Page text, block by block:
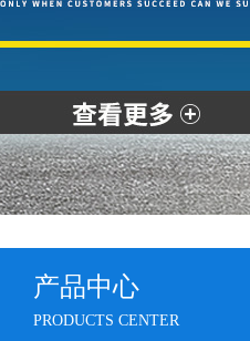
产品中心
PRODUCTS CENTER